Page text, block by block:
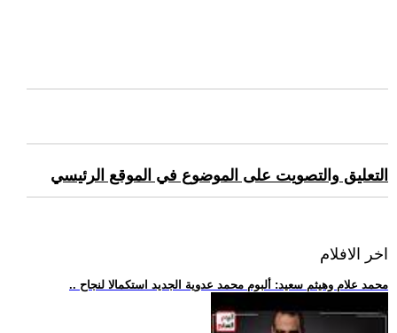
التعليق والتصويت على الموضوع في الموقع الرئيسي
اخر الافلام
.. محمد علام وهيثم سعيد: ألبوم محمد عدوية الجديد استكمالا لنجاح